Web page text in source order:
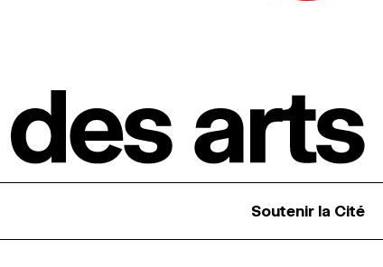
Soutenir la Cité